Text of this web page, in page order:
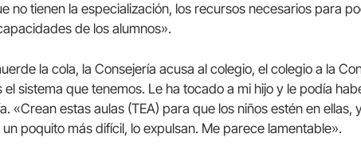
no tienen la especialización, los recursos necesarios para
de los alumnos».
la cola, la Consejería acusa al colegio, el colegio a la
sistema que tenemos. Le ha tocado a mi hijo y le podía
«Crean estas aulas (TEA) para que los niños estén en ellas,
poquito más difícil, lo expulsan. Me parece lamentable».